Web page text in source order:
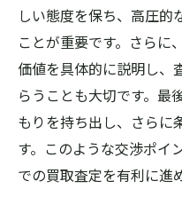
しい態度を保ち、高圧的
ことが重要です。さらに
価値を具体的に説明し、
らうことも大切です。最
もりを持ち出し、さらに
す。このような交渉ポイ
での買取査定を有利に進